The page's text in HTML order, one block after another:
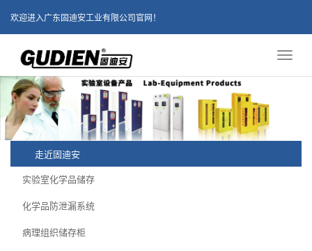
欢迎进入广东固迪安工业有限公司官网！
走近固迪安
实验室化学品储存
化学品防泄漏系统
病理组织储存柜